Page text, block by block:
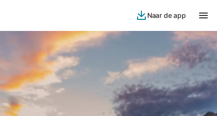
Naar de app